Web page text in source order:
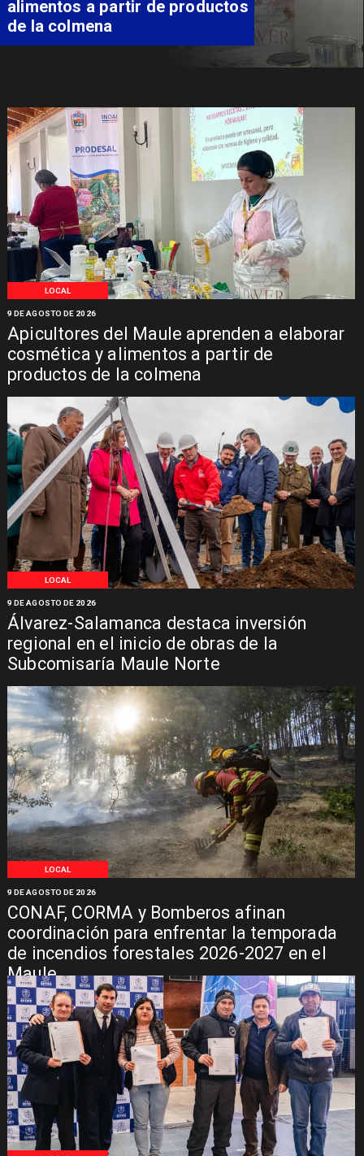
LOCAL
Apicultores del Maule aprenden a elaborar
cosmética y alimentos a partir de
productos de la colmena
9 DE AGOSTO DE 2026
LOCAL
Álvarez-Salamanca destaca inversión
regional en el inicio de obras de la
Subcomisaría Maule Norte
9 DE AGOSTO DE 2026
LOCAL
CONAF, CORMA y Bomberos afinan
coordinación para enfrentar la temporada
de incendios forestales 2026-2027 en el
Maule
9 DE AGOSTO DE 2026
de obras de la Subcomisaría
Maule Norte